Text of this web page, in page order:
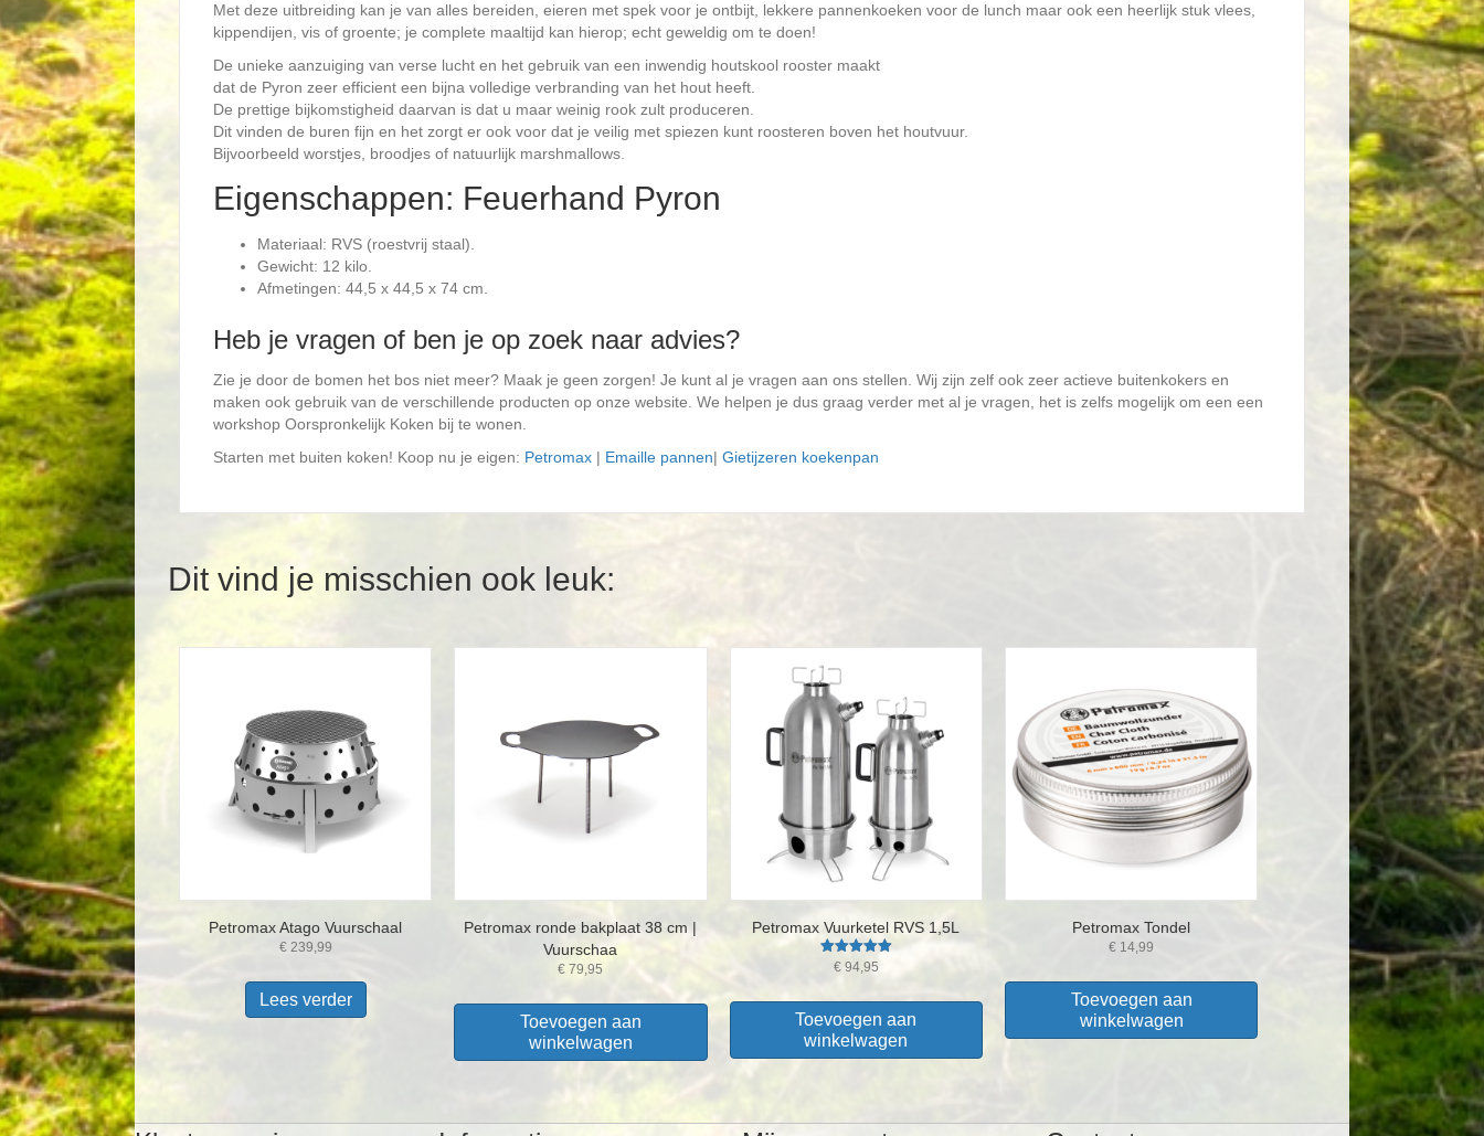
Met deze uitbreiding kan je van alles bereiden, eieren met spek voor je ontbijt, lekkere pannenkoeken voor de lunch maar ook een heerlijk stuk vlees,
kippendijen, vis of groente; je complete maaltijd kan hierop; echt geweldig om te doen!
De unieke aanzuiging van verse lucht en het gebruik van een inwendig houtskool rooster maakt
dat de Pyron zeer efficient een bijna volledige verbranding van het hout heeft.
De prettige bijkomstigheid daarvan is dat u maar weinig rook zult produceren.
Dit vinden de buren fijn en het zorgt er ook voor dat je veilig met spiezen kunt roosteren boven het houtvuur.
Bijvoorbeeld worstjes, broodjes of natuurlijk marshmallows.
Eigenschappen: Feuerhand Pyron
Materiaal: RVS (roestvrij staal).
Gewicht: 12 kilo.
Afmetingen: 44,5 x 44,5 x 74 cm.
Heb je vragen of ben je op zoek naar advies?
Zie je door de bomen het bos niet meer? Maak je geen zorgen! Je kunt al je vragen aan ons stellen. Wij zijn zelf ook zeer actieve buitenkokers en
maken ook gebruik van de verschillende producten op onze website. We helpen je dus graag verder met al je vragen, het is zelfs mogelijk om een een
workshop Oorspronkelijk Koken bij te wonen.
Starten met buiten koken! Koop nu je eigen: Petromax | Emaille pannen| Gietijzeren koekenpan
Dit vind je misschien ook leuk:
Petromax Atago Vuurschaal
€239,99
Lees verder
Petromax ronde bakplaat 38 cm |
Vuurschaa
€ 79,95
Toevoegen aan
winkelwagen
Petromax Vuurketel RVS 1,5L
Gewaardeerd
5.00
€94,95
Toevoegen aan
winkelwagen
Petromax Tondel
€ 14,99
Toevoegen aan
winkelwagen